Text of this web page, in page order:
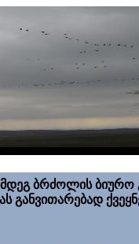
ბრძოლის ბიურო